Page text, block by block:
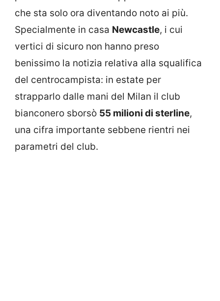
che sta solo ora diventando noto ai più.
Specialmente in casa Newcastle, i cui
vertici di sicuro non hanno preso
benissimo la notizia relativa alla squalifica
del centrocampista: in estate per
strapparlo dalle mani del Milan il club
bianconero sborsò 55 milioni di sterline,
una cifra importante sebbene rientri nei
parametri del club.